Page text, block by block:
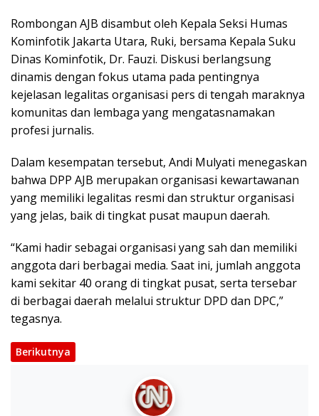
Rombongan AJB disambut oleh Kepala Seksi Humas
Kominfotik Jakarta Utara, Ruki, bersama Kepala Suku
Dinas Kominfotik, Dr. Fauzi. Diskusi berlangsung
dinamis dengan fokus utama pada pentingnya
kejelasan legalitas organisasi pers di tengah maraknya
komunitas dan lembaga yang mengatasnamakan
profesi jurnalis.
Dalam kesempatan tersebut, Andi Mulyati menegaskan
bahwa DPP AJB merupakan organisasi kewartawanan
yang memiliki legalitas resmi dan struktur organisasi
yang jelas, baik di tingkat pusat maupun daerah.
“Kami hadir sebagai organisasi yang sah dan memiliki
anggota dari berbagai media. Saat ini, jumlah anggota
kami sekitar 40 orang di tingkat pusat, serta tersebar
di berbagai daerah melalui struktur DPD dan DPC,”
tegasnya.
Berikutnya